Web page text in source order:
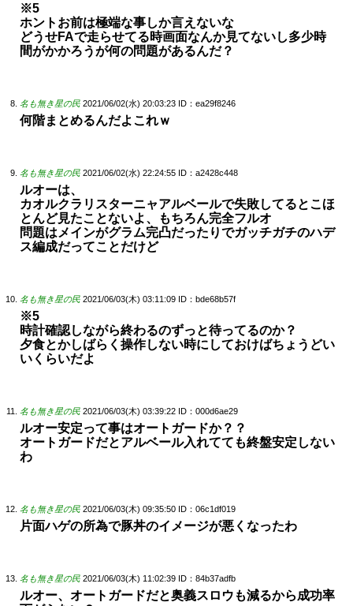
※5
ホントお前は極端な事しか言えないな
どうせFAで走らせてる時画面なんか見てないし多少時
間がかかろうが何の問題があるんだ？
名も無き星の民 2021/06/02(水) 20:03:23 ID：ea29f8246
何階まとめるんだよこれｗ
名も無き星の民 2021/06/02(水) 22:24:55 ID：a2428c448
ルオーは、
カオルクラリスターニャアルベールで失敗してるとこほ
とんど見たことないよ、もちろん完全フルオ
問題はメインがグラム完凸だったりでガッチガチのハデ
ス編成だってことだけど
名も無き星の民 2021/06/03(木) 03:11:09 ID：bde68b57f
※5
時計確認しながら終わるのずっと待ってるのか？
夕食とかしばらく操作しない時にしておけばちょうどい
いくらいだよ
名も無き星の民 2021/06/03(木) 03:39:22 ID：000d6ae29
ルオー安定って事はオートガードか？？
オートガードだとアルベール入れてても終盤安定しない
わ
名も無き星の民 2021/06/03(木) 09:35:50 ID：06c1df019
片面ハゲの所為で豚丼のイメージが悪くなったわ
名も無き星の民 2021/06/03(木) 11:02:39 ID：84b37adfb
ルオー、オートガードだと奥義スロウも減るから成功率